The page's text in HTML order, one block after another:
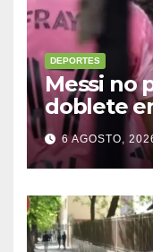
DEPORTES
Messi no
doblete
Miami
6 AGOSTO,